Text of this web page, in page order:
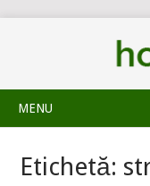
MENU
Etichetă: